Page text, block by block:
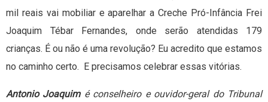
mil reais vai mobiliar e aparelhar a Creche Pró-Infância Frei
Joaquim Tébar Fernandes, onde serão atendidas 179
crianças. É ou não é uma revolução? Eu acredito que estamos
no caminho certo. E precisamos celebrar essas vitórias.
Antonio Joaquimé conselheiro e ouvidor-geral do Tribunal